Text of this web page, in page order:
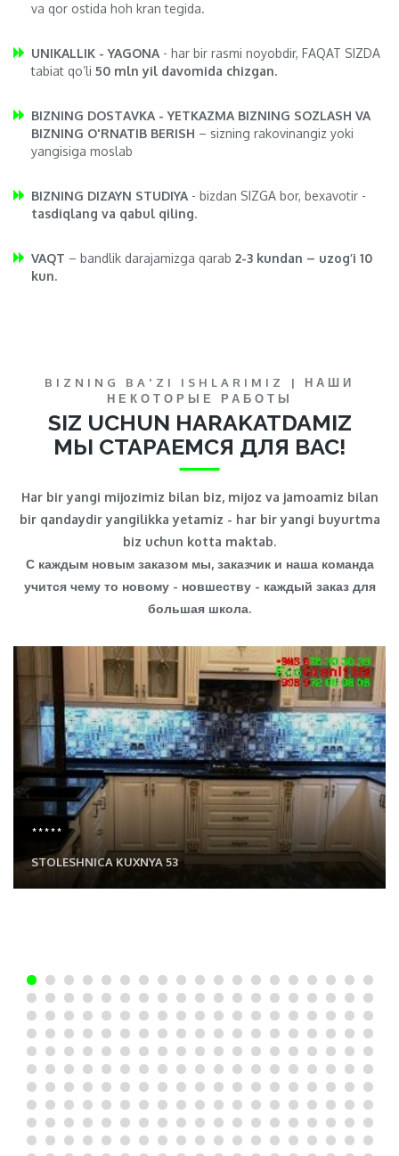
va qor ostida hoh kran tegida.
UNIKALLIK - YAGONA - har bir rasmi noyobdir, FAQAT SIZDA
tabiat qo’li 50 mln yil davomida chizgan.
BIZNING DOSTAVKA - YETKAZMA BIZNING SOZLASH VA
BIZNING O'RNATIB BERISH – sizning rakovinangiz yoki
yangisiga moslab
BIZNING DIZAYN STUDIYA - bizdan SIZGA bor, bexavotir -
tasdiqlang va qabul qiling.
VAQT – bandlik darajamizga qarab 2-3 kundan – uzog’i 10
kun.
BIZNING BA'ZI ISHLARIMIZ | НАШИ
НЕКОТОРЫЕ РАБОТЫ
SIZ UCHUN HARAKATDAMIZ
МЫ СТАРАЕМСЯ ДЛЯ ВАС!
Har bir yangi mijozimiz bilan biz, mijoz va jamoamiz bilan
bir qandaydir yangilikka yetamiz - har bir yangi buyurtma
biz uchun kotta maktab.
С каждым новым заказом мы, заказчик и наша команда
учится чему то новому - новшеству - каждый заказ для
большая школа.
*****
STOLESHNICA KUXNYA 53